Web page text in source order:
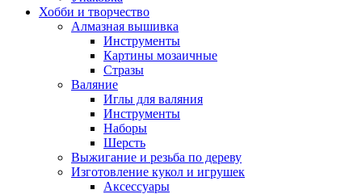
Хобби и творчество
Алмазная вышивка
Инструменты
Картины мозаичные
Стразы
Валяние
Иглы для валяния
Инструменты
Наборы
Шерсть
Выжигание и резьба по дереву
Изготовление кукол и игрушек
Аксессуары